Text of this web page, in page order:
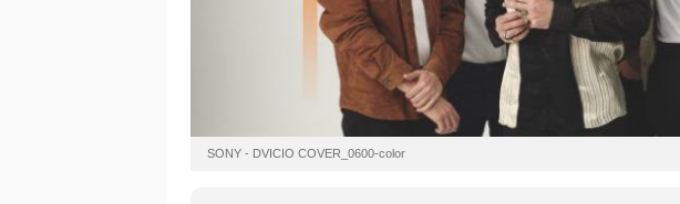
SONY - DVICIO COVER_0600-color